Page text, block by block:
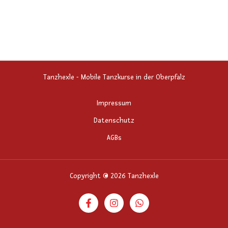
Tanzhexle - Mobile Tanzkurse in der Oberpfalz
Impressum
Datenschutz
AGBs
Copyright © 2026 Tanzhexle